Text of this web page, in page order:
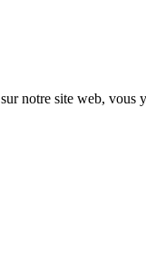
sur notre site web, vous